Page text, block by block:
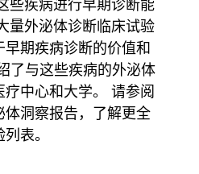
些疾病进行早期诊断能
量外泌体诊断临床试验
期疾病诊断的价值和
了与这些疾病的外泌体
中心和大学。 请参阅
洞察报告，了解更全
表。